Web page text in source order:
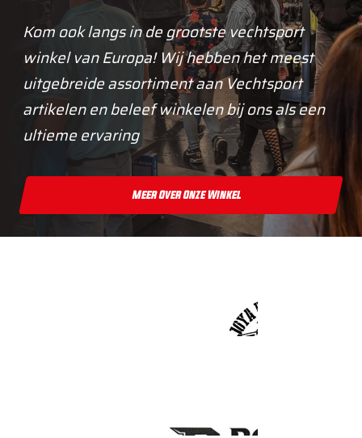
Kom ook langs in de grootste vechtsport
winkel van Europa! Wij hebben het meest
uitgebreide assortiment aan Vechtsport
artikelen en beleef winkelen bij ons als een
ultieme ervaring
Meer Over Onze Winkel